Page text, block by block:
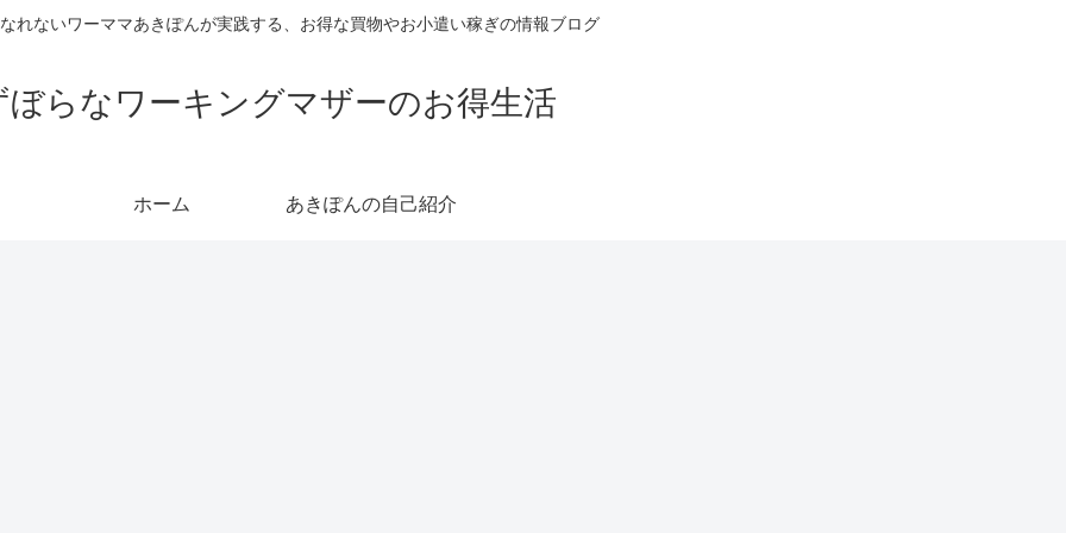
れないワーママあきぽんが実践する、お得な買物やお小遣い稼ぎの情報ブログ
ぼらなワーキングマザーのお得生活
ホーム あきぽんの自己紹介